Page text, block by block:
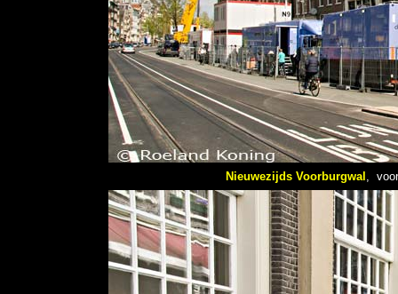
Nieuwezijds Voorburgwal ,